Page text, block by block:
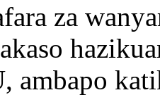
za
ambapo